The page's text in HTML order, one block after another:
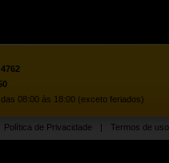
08:00 às 18:00 (exceto feriados)
Política de Privacidade | Termos de uso